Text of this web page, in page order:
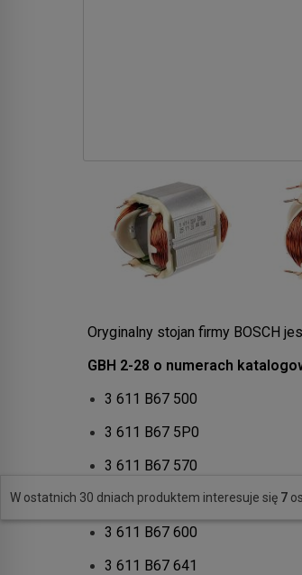
Oryginalny stojan firmy BOSCH
GBH 2-28 o numerach
3 611 B67 500
3 611 B67 5P0
3 611 B67 570
GBH 2-28 F o numerach
3 611 B67 600
3 611 B67 641
W ostatnich 30 dniach produktem interesuje się 7